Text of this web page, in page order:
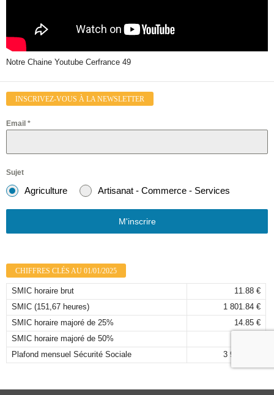
Notre Chaine Youtube Cerfrance 49
INSCRIVEZ-VOUS À LA NEWSLETTER
Email *
Sujet
Agriculture Artisanat - Commerce - Services
M'inscrire
CHIFFRES CLÉS AU 01/01/2025
SMIC horaire brut
11.88 €
SMIC (151,67 heures)
1 801.84 €
SMIC horaire majoré de 25%
14.85 €
SMIC horaire majoré de 50%
Plafond mensuel Sécurité Sociale
3 925,00 €